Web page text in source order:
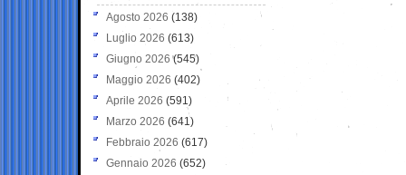
Agosto 2026 (138)
Luglio 2026 (613)
Giugno 2026 (545)
Maggio 2026 (402)
Aprile 2026 (591)
Marzo 2026 (641)
Febbraio 2026 (617)
Gennaio 2026 (652)